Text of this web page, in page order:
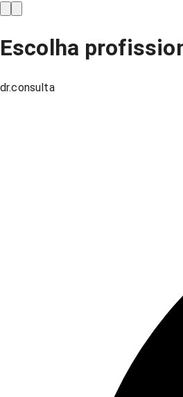
Escolha
dr.consulta